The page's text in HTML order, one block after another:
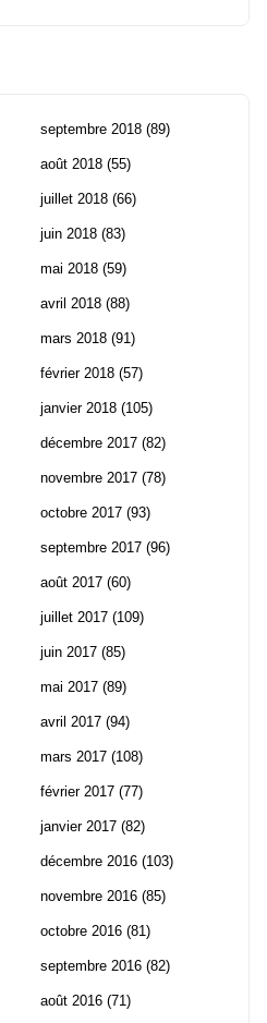
septembre 2018 (89)
août 2018 (55)
juillet 2018 (66)
juin 2018 (83)
mai 2018 (59)
avril 2018 (88)
mars 2018 (91)
février 2018 (57)
janvier 2018 (105)
décembre 2017 (82)
novembre 2017 (78)
octobre 2017 (93)
septembre 2017 (96)
août 2017 (60)
juillet 2017 (109)
juin 2017 (85)
mai 2017 (89)
avril 2017 (94)
mars 2017 (108)
février 2017 (77)
janvier 2017 (82)
décembre 2016 (103)
novembre 2016 (85)
octobre 2016 (81)
septembre 2016 (82)
août 2016 (71)